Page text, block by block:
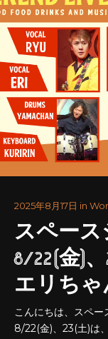
2025年8月17日 in
スペー
8/22(金)
エリちゃ
こんにちは、スペー
8/22(金)、23(土)は